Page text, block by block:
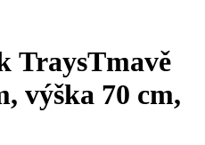
TraysTmavě
výška 70 cm,